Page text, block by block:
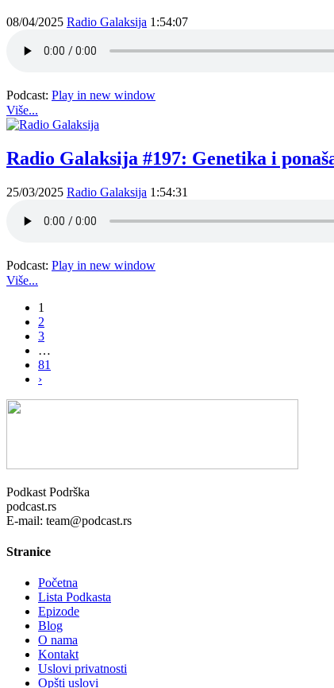
08/04/2025 Radio Galaksija 1:54:07
Podcast: Play in new window
Više...
Radio Galaksija #197: Genetika i
25/03/2025 Radio Galaksija 1:54:31
Podcast: Play in new window
Više...
1
2
3
…
81
›
Podkast Podrška
podcast.rs
E-mail: team@podcast.rs
Stranice
Početna
Lista Podkasta
Epizode
Blog
O nama
Kontakt
Uslovi privatnosti
Opšti uslovi